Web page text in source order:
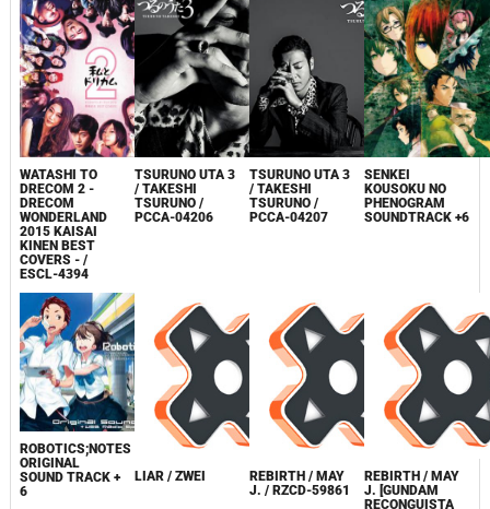
WATASHI TO
DRECOM 2 -
DRECOM
WONDERLAND
2015 KAISAI
KINEN BEST
COVERS - /
ESCL-4394
TSURUNO UTA 3
/ TAKESHI
TSURUNO /
PCCA-04206
TSURUNO UTA 3
/ TAKESHI
TSURUNO /
PCCA-04207
SENKEI
KOUSOKU NO
PHENOGRAM
SOUNDTRACK +6
ROBOTICS;NOTES
ORIGINAL
SOUND TRACK +
6
LIAR / ZWEI
REBIRTH / MAY
J. / RZCD-59861
REBIRTH / MAY
J. [GUNDAM
RECONGUISTA